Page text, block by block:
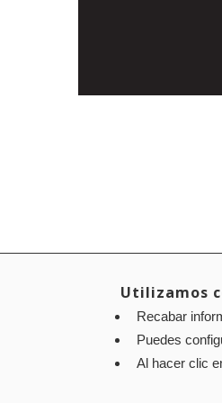
Utilizamos
Recabar
Puedes
Al hacer clic